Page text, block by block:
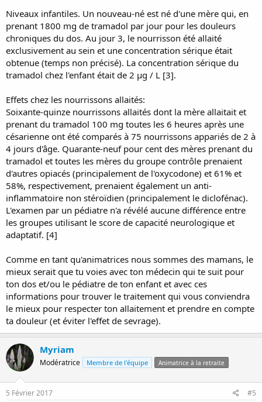
One mother was taking oraltramadol1800 mg daily during
pregnancy and postpartum for chronic back pain. On
approximately day 3 postpartum (time not specified), the
breastmilk concentration of
was 1.8 mg/L.[3]
Seventy-five mothers who were 2 to 4 days postpartum provided 3
milk samples from both breasts during the 6 hours following a dose
of 100 mg of oraltramadolafter taking at least 4 doses. The
to 815 mcg/L) and of its active metabolite, O-desmethyltramadol,
was 203 mcg/L (range 188 to 217 mcg/L). These values translate to
an average infant dosage of 112 and 30 mcg/kg daily of the drug
and metabolite, respectively. An exclusively breastfed infant would
receive maternal weight-adjusted dosages of 2.24% oftramadol
and 0.64% of its metabolite.[4] Reanalysis of the data using a
population pharmacokinetic approach yielded similar values for
tramadolof 2.2% (extensive metabolizers) to 2.6% (poor
metabolizers) of the maternal weight adjusted dosage. For the
metabolite values were of 0.47% (extensive metabolizers) and 0.93%
(poor metabolizers).[5] The dosage excreted in milk represents a
maximum of 2.6% of the proposed intravenous newborn dosage.[1]
Infant Levels.
exclusively breastfeeding and a serum concentration was obtained
(time not specified). The infant's
tramadol serum concentration
was 2 mcg/L.[3]
Effects in Breastfed Infants:
Seventy-five breastfed infants whose mothers were breastfeeding
and takingtramadol 100 mg every 6 hours following a cesarean
section were compared to 75 matched infants at 2 to 4 days of age.
Forty-nine percent of the mothers taking
control mothers were taking other opiates (primarily oxycodone)
and 61% of and 58%, respectively, also were taking a nonsteroidal
antiinflammatory agent (primarily diclofenac). Examination by a
pediatrician revealed no difference between the groups using the
Neurologic and Adaptive Capacity Score.[4]
Niveaux infantiles. Un nouveau-né est né d'une mère qui, en
prenant 1800 mg de tramadol par jour pour les douleurs
chroniques du dos. Au jour 3, le nourrisson été allaité
exclusivement au sein et une concentration sérique était
obtenue (temps non précisé). La concentration sérique du
tramadol chez l'enfant était de 2 µg / L [3].
Effets chez les nourrissons allaités:
Soixante-quinze nourrissons allaités dont la mère allaitait et
prenant du tramadol 100 mg toutes les 6 heures après une
césarienne ont été comparés à 75 nourrissons appariés de 2 à
4 jours d'âge. Quarante-neuf pour cent des mères prenant du
tramadol et toutes les mères du groupe contrôle prenaient
d'autres opiacés (principalement de l'oxycodone) et 61% et
58%, respectivement, prenaient également un anti-
inflammatoire non stéroïdien (principalement le diclofénac).
L'examen par un pédiatre n'a révélé aucune différence entre
les groupes utilisant le score de capacité neurologique et
adaptatif. [4]
Comme en tant qu'animatrices nous sommes des mamans, le
mieux serait que tu voies avec ton médecin qui te suit pour
ton dos et/ou le pédiatre de ton enfant et avec ces
informations pour trouver le traitement qui vous conviendra
le mieux pour respecter ton allaitement et prendre en compte
ta douleur (et éviter l'effet de sevrage).
Myriam
Modératrice Membre de l'équipe Animatrice à la retraite
5 Février 2017 #5